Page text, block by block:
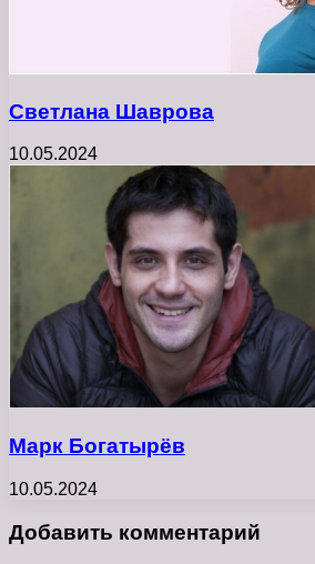
Светлана Шаврова
10.05.2024
Марк Богатырёв
10.05.2024
Добавить комментарий